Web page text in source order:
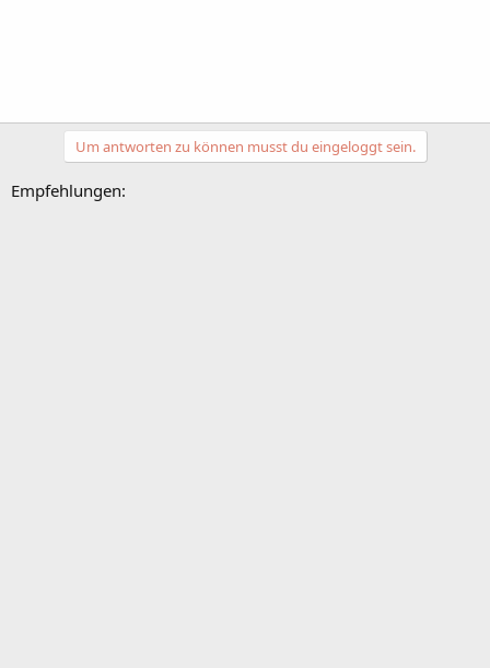
Um antworten zu können musst du eingeloggt sein.
Empfehlungen: